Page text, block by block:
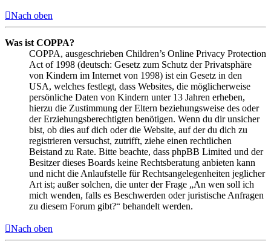
Nach oben
Was ist COPPA?
COPPA, ausgeschrieben Children’s Online Privacy Protection
Act of 1998 (deutsch: Gesetz zum Schutz der Privatsphäre
von Kindern im Internet von 1998) ist ein Gesetz in den
USA, welches festlegt, dass Websites, die möglicherweise
persönliche Daten von Kindern unter 13 Jahren erheben,
hierzu die Zustimmung der Eltern beziehungsweise des oder
der Erziehungsberechtigten benötigen. Wenn du dir unsicher
bist, ob dies auf dich oder die Website, auf der du dich zu
registrieren versuchst, zutrifft, ziehe einen rechtlichen
Beistand zu Rate. Bitte beachte, dass phpBB Limited und der
Besitzer dieses Boards keine Rechtsberatung anbieten kann
und nicht die Anlaufstelle für Rechtsangelegenheiten jeglicher
Art ist; außer solchen, die unter der Frage „An wen soll ich
mich wenden, falls es Beschwerden oder juristische Anfragen
zu diesem Forum gibt?“ behandelt werden.
Nach oben